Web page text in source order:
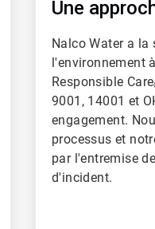
Une
Nalco Water a la
l'environnement
Responsible Care
9001, 14001 et
engagement.
processus et
par l'entremise
d'incident.